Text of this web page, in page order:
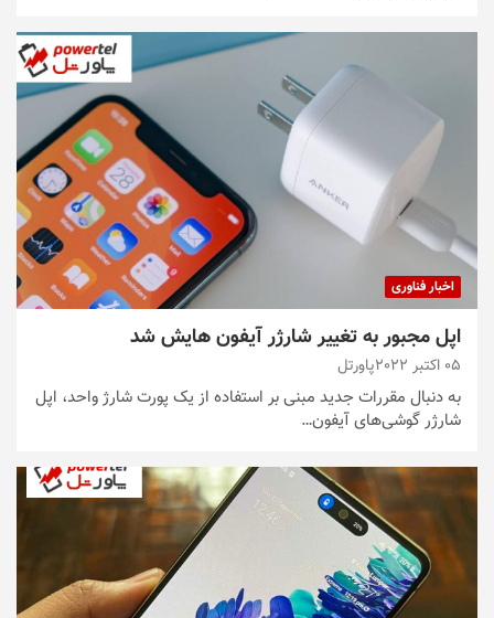
اخبار فناوری
اپل مجبور به تغییر شارژر آیفون هایش شد
05 اکتبر 2022 پاورتل
به دنبال مقررات جدید مبنی بر استفاده از یک پورت شارژ واحد، اپل
شارژر گوشی‌های آیفون…